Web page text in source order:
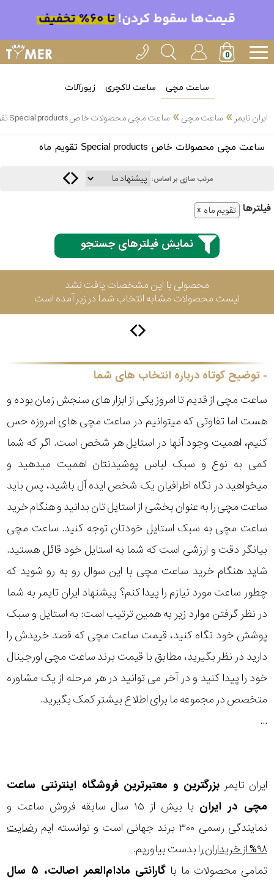
ساعت مچی ساعت لاکچری زیورآلات
ایران تایمر » ساعت مچی» ساعت مچی محصولات خاص Special products تقویم ماه
ساعت مچی محصولات خاص Special products تقویم ماه
مرتب سازی بر اساس:
فیلتر‌ها تقویم ماه
نمایش فیلترهای جستجو
محصولی با این مشخصات یافت نشد
لیست محصولات مشابه انتخاب شما در زیر آمده است
توضیح کوتاه درباره انتخاب های شما
ساعت مچی از قدیم تا امروز یکی از ابزار های سنجش زمان بوده و
هست اما تفاوتی که میتوانیم در ساعت مچی های امروزه حس
کنیم، اهمیت وجود آنها در استایل هر شخص است. اگر که شما
کمی به نوع و سبک لباس پوشیدنتان اهمیت میدهید و
میخواهید در نگاه اطرافیان یک شخص ایده آل باشید، پس باید
ساعت مچی را به عنوان بخشی از استایل تان بدانید و هنگام خرید
ساعت مچی به سبک استایل خودتان توجه کنید. ساعت مچی
بیانگر دقت و ارزشی است که شما به استایل خود قائل هستید.
شاید هنگام خرید ساعت مچی با این سوال رو به رو شوید که
چطور ساعت مورد نیازم را پیدا کنم؟ پیشنهاد ایران تایمر به شما
در نظر گرفتن موارد زیر به همین ترتیب است: به استایل و سبک
پوشش خود نگاه کنید، قیمت ساعت مچی که قصد خریدش را
دارید در نظر بگیرید، مطابق با قیمت برند ساعت مچی اورجینال
خود را پیدا کنید و در آخر می توانید در هر مرحله از یک مشاوره
متخصص در مجموعه ما برای اطلاع بیشتر کمک بگیرید.
...
ایران تایمر بزرگترین و معتبرترین فروشگاه اینترنتی ساعت
مچی در ایران
با بیش از ۱۵ سال سابقه فروش ساعت و
نمایندگی رسمی ۳۰۰ برند جهانی است و توانسته ایم
رضایت
۹۸% از خریداران
را بدست بیاوریم.
تمامی محصولات ما با
گارانتی مادام‌العمر اصالت، ۵ سال
انتخاب
بین 3
3
سیکو
سیتیزن
اورینت
پیلار
لیکوپر
آدیداس
متی
مازراتی
نمایش
جنسیت
استایل
محدوده
عرض
طرح
بند
در
برابر
آب